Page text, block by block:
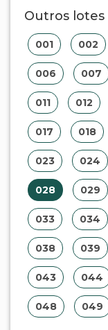
Outros lotes
001 002
006 007
011 012
017 018
023 024
028 029
033 034
038 039
043 044
048 049